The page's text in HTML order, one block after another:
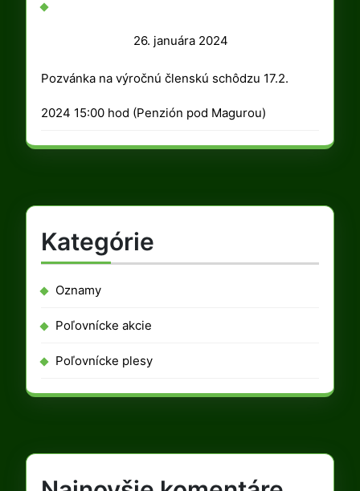
26. januára 202426.
januára
2024
Pozvánka na výročnú členskú schôdzu 17.2.
2024 15:00 hod (Penzión pod Magurou)
Kategórie
Oznamy
Poľovnícke akcie
Poľovnícke plesy